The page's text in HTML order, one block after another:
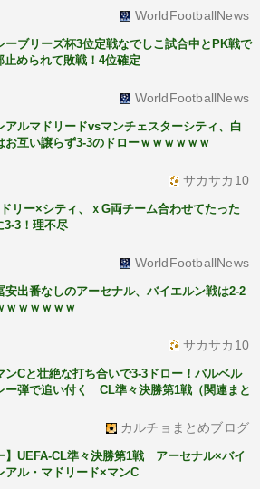
WorldFootballNews
ブリーズ杯3位定戦なでしこ試合中とPK戦で
止められて敗戦！4位確定
WorldFootballNews
アルマドリードvsマンチェスターシティ、白
お互い譲らず3-3のドローｗｗｗｗｗｗ
サカサカ10
リー×シティ、ｘG両チーム合わせてたった
3-3！理不尽
WorldFootballNews
安出番なしのアーセナル、バイエルン戦は2-2
ｗｗｗｗｗｗ
サカサカ10
ンCと壮絶な打ち合いで3-3ドロー！バルベル
ー弾で追い付く CL準々決勝第1戦（関連まと
カルチョまとめブログ
】UEFA-CL準々決勝第1戦 アーセナル×バイ
アル・マドリード×マンC